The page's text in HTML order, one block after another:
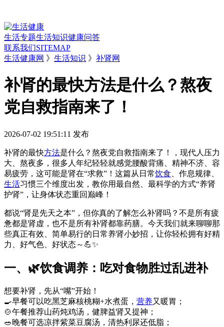
生活专题生活知识健康问答
联系我们SITEMAP
生活健康网 》 生活知识 》 补肾网
补肾的最快方法是什么？熬夜
党自救指南来了！
2026-07-02 19:51:11 发布
补肾的最快方法是什么？熬夜党自救指南来了！，现代人压力
大、熬夜多，很多人年纪轻轻就感觉腰酸背痛、精神不济、容
易疲劳，这可能是肾在“求救”！这篇从日常饮食 、作息规律、
生活习惯三个维度出发，教你用最自然、最科学的方式“养肾
护肾”，让身体状态重回巅峰！
都说“肾是先天之本”，但你真的了解怎么补肾吗？不是所有疲
惫都是肾虚，也不是所有补肾都靠药膳。今天我们就来聊聊那
些真正有效、简单易行的日常养肾小妙招，让你轻松拥有好精
力、好气色、好状态～💪✨
一、🌿饮食调养：吃对食物胜过乱进补
想要补肾，先从“嘴”开始！
🍳早餐可以吃黑芝麻核桃糊+水煮蛋， 营养又暖胃；
🍲午餐推荐山药炖鸡汤，健脾益肾又提神；
🥗晚餐可选凉拌紫菜豆腐汤，清热利尿还低脂；